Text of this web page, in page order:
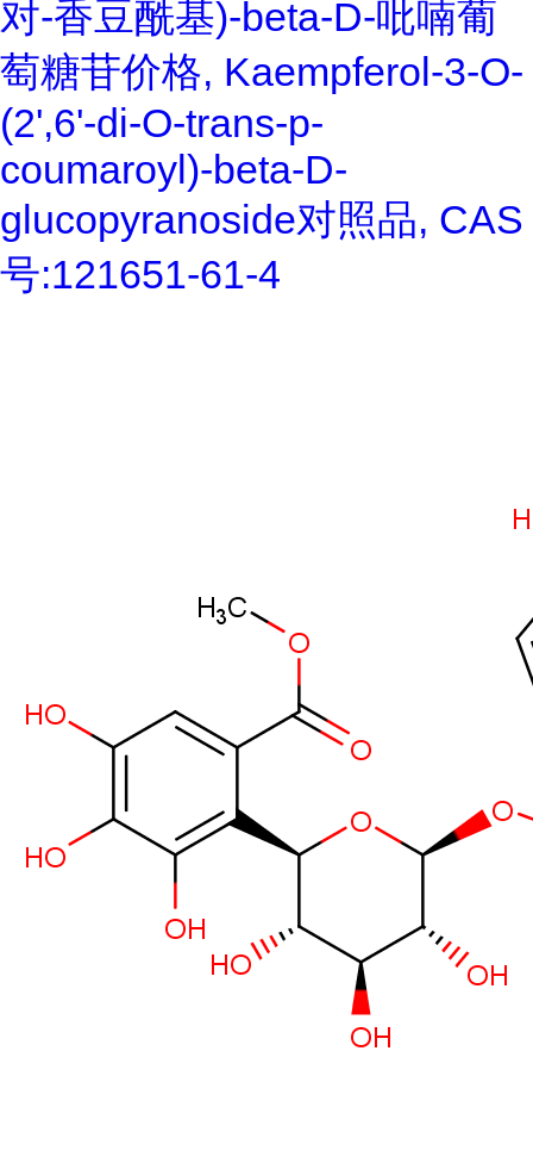
对-香豆酰基)-beta-D-吡喃葡
萄糖苷价格, Kaempferol-3-O-
(2',6'-di-O-trans-p-
coumaroyl)-beta-D-
glucopyranoside对照品, CAS
号:121651-61-4